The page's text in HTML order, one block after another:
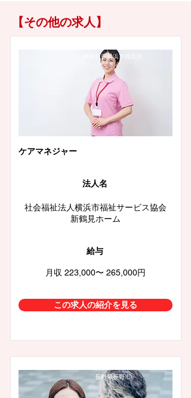
【その他の求人】
神奈川県横浜市鶴見区
ケアマネジャー
法人名
社会福祉法人横浜市福祉サービス協会
新鶴見ホーム
給与
月収 223,000〜 265,000円
この求人の紹介を見る
長野県長野市